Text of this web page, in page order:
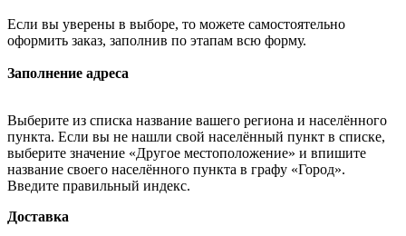
Если вы уверены в выборе, то можете самостоятельно
оформить заказ, заполнив по этапам всю форму.
Заполнение адреса
Выберите из списка название вашего региона и населённого
пункта. Если вы не нашли свой населённый пункт в списке,
выберите значение «Другое местоположение» и впишите
название своего населённого пункта в графу «Город».
Введите правильный индекс.
Доставка